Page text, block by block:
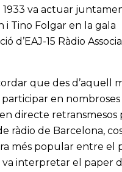
1933 va actuar
i Tino Folgar en la gala
d’EAJ-15 Ràdio
que des d’aquell
en nombroses
directe retransmesos
ràdio de Barcelona,
més popular entre el
va interpretar el paper